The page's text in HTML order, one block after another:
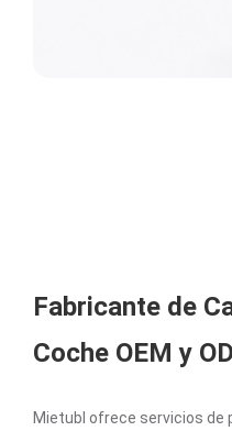
Fabricante de
Coche OEM y
Mietubl ofrece servicios de